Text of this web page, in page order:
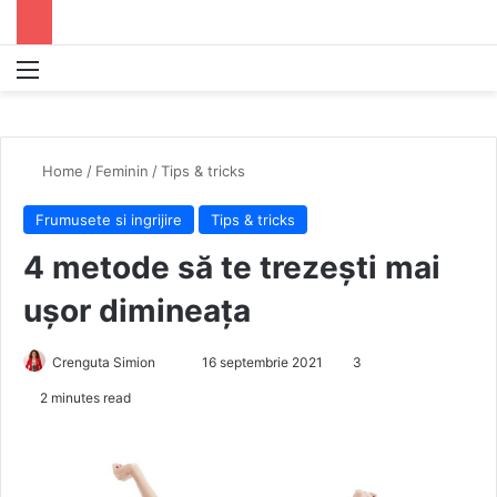
Home / Feminin /Tips & tricks
Frumusete si ingrijire Tips & tricks
4 metode să te trezești mai
ușor dimineața
Crenguta Simion 16 septembrie 2021 3
2 minutes read